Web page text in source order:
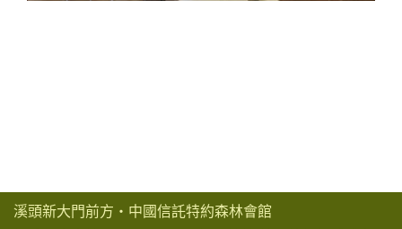
溪頭新大門前方‧中國信託特約森林會館